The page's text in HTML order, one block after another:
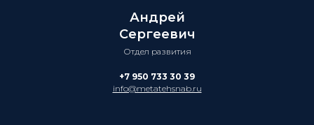
Андрей
Сергеевич
Отдел развития
+7 950 733 30 39
info@metatehsnab.ru